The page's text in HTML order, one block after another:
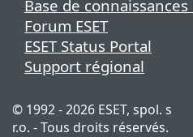
Base de connaissances
Forum ESET
ESET Status Portal
Support régional
© 1992 - 2026 ESET, spol. s
r.o. - Tous droits réservés.